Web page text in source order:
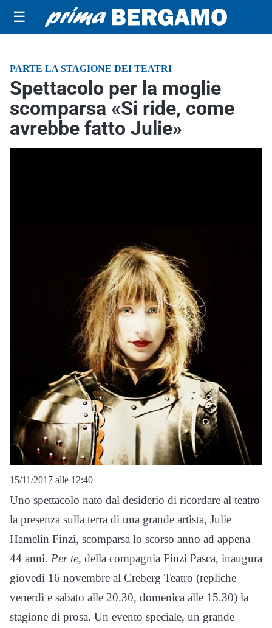
☰
PARTE LA STAGIONE DEI TEATRI
Spettacolo per la moglie
scomparsa «Si ride, come
avrebbe fatto Julie»
15/11/2017 alle 12:40
Uno spettacolo nato dal desiderio di ricordare al teatro
la presenza sulla terra di una grande artista, Julie
Hamelin Finzi, scomparsa lo scorso anno ad appena
44 anni. Per te, della compagnia Finzi Pasca, inaugura
giovedì 16 novembre al Creberg Teatro (repliche
venerdì e sabato alle 20.30, domenica alle 15.30) la
stagione di prosa. Un evento speciale, un grande